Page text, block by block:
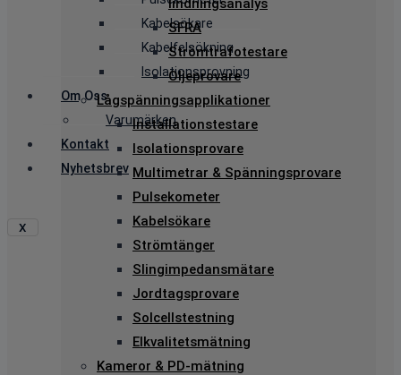
Kabelsökare
Kabelfelsökning
Isolationsprovning
Om Oss
Varumärken
Kontakt
Nyhetsbrev
X
lindningsanalys
SFRA
Strömtrafotestare
Oljeprovare
Lågspänningsapplikationer
Installationstestare
Isolationsprovare
Multimetrar & Spänningsprovare
Pulsekometer
Kabelsökare
Strömtänger
Slingimpedansmätare
Jordtagsprovare
Solcellstestning
Elkvalitetsmätning
Kameror & PD-mätning